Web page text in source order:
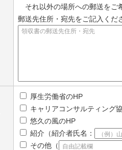
それ以外の場所への郵送をご
郵送先住所・宛先をご記入くだ
領収書の郵送先住所・宛先
厚生労働省のHP
キャリアコンサルティング
悠久の風のHP
紹介（紹介者氏名：
（例）
その他（ 自由記載欄